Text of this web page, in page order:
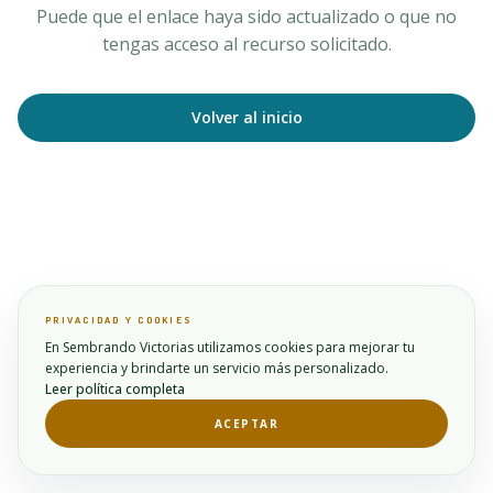
Puede que el enlace haya sido actualizado o que no
tengas acceso al recurso solicitado.
Volver al inicio
PRIVACIDAD Y COOKIES
En Sembrando Victorias utilizamos cookies para mejorar tu
experiencia y brindarte un servicio más personalizado.
Leer política completa
ACEPTAR